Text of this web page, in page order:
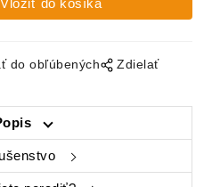
do obľúbených Zdielať